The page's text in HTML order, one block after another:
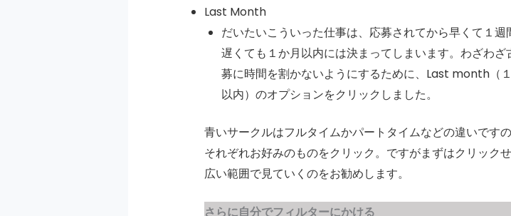
Last Month
だいたいこういった仕事は、応募されてから早くて１週
遅くても１か月以内には決まってしまいます。わざわざ
募に時間を割かないようにするために、Last month（
以内）のオプションをクリックしました。
青いサークルはフルタイムかパートタイムなどの違いですの
それぞれお好みのものをクリック。ですがまずはクリック
広い範囲で見ていくのをお勧めします。
さらに自分でフィルターにかける